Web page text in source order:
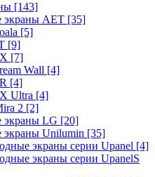
[143]
экраны AET [35]
[5]
[9]
[7]
Wall [4]
[4]
Ultra [4]
2 [2]
экраны LG [20]
экраны Unilumin [35]
экраны серии Upanel [4]
экраны серии UpanelS